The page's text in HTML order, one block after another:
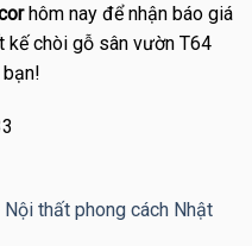
hôm nay để nhận báo giá
kế chòi gỗ sân vườn T64
thất phong cách Nhật